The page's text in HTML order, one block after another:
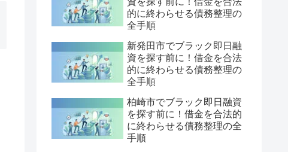
的に終わらせる債務整理の
全手順
新発田市でブラック即日融
資を探す前に！借金を合法
的に終わらせる債務整理の
全手順
柏崎市でブラック即日融資
を探す前に！借金を合法的
に終わらせる債務整理の全
手順